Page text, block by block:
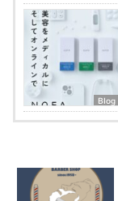
Blog